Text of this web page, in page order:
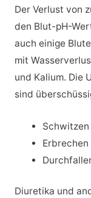
Der Verlust von
den Blut-pH-
auch einige
mit
und Kalium. Die
sind
Schwitzen
Erbrechen
Diuretika und